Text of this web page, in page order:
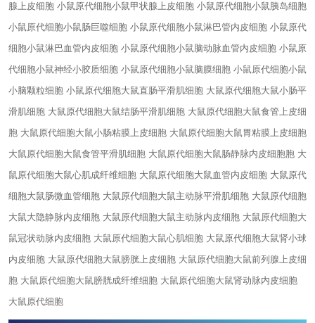
腺上皮细胞 小鼠原代细胞小鼠甲状腺上皮细胞 小鼠原代细胞小鼠胰岛细胞
小鼠原代细胞小鼠肠巨噬细胞 小鼠原代细胞小鼠淋巴管内皮细胞 小鼠原代
细胞小鼠淋巴血管内皮细胞 小鼠原代细胞小鼠脑动脉血管内皮细胞 小鼠原
代细胞小鼠神经小胶质细胞 小鼠原代细胞小鼠脑膜细胞 小鼠原代细胞小鼠
小脑颗粒细胞 小鼠原代细胞大鼠直肠平滑肌细胞 大鼠原代细胞大鼠小肠平
滑肌细胞 大鼠原代细胞大鼠结肠平滑肌细胞 大鼠原代细胞大鼠食管上皮细
胞 大鼠原代细胞大鼠小肠粘膜上皮细胞 大鼠原代细胞大鼠胃粘膜上皮细胞
大鼠原代细胞大鼠食管平滑肌细胞 大鼠原代细胞大鼠肠静脉内皮细胞胞 大
鼠原代细胞大鼠心肌成纤维细胞 大鼠原代细胞大鼠血管内皮细胞 大鼠原代
细胞大鼠肠微血管细胞 大鼠原代细胞大鼠主动脉平滑肌细胞 大鼠原代细胞
大鼠大隐静脉内皮细胞 大鼠原代细胞大鼠主动脉内皮细胞 大鼠原代细胞大
鼠冠状动脉内皮细胞 大鼠原代细胞大鼠心肌细胞 大鼠原代细胞大鼠肾小球
内皮细胞 大鼠原代细胞大鼠膀胱上皮细胞 大鼠原代细胞大鼠前列腺上皮细
胞 大鼠原代细胞大鼠膀胱成纤维细胞 大鼠原代细胞大鼠肾动脉内皮细胞
大鼠原代细胞